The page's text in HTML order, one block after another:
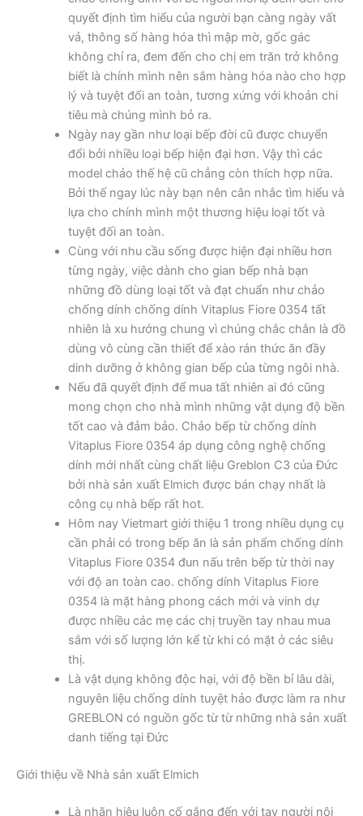
quyết định tìm hiểu của người bạn càng ngày vất
vả, thông số hàng hóa thì mập mờ, gốc gác
không chỉ ra, đem đến cho chị em trăn trở không
biết là chính mình nên sắm hàng hóa nào cho hợp
lý và tuyệt đối an toàn, tương xứng với khoản chi
tiêu mà chúng mình bỏ ra.
Ngày nay gần như loại bếp đời cũ được chuyển
đổi bởi nhiều loại bếp hiện đại hơn. Vậy thì các
model chảo thế hệ cũ chẳng còn thích hợp nữa.
Bởi thế ngay lúc này bạn nên cân nhắc tìm hiểu và
lựa cho chính mình một thương hiệu loại tốt và
tuyệt đối an toàn.
Cùng với nhu cầu sống được hiện đại nhiều hơn
từng ngày, việc dành cho gian bếp nhà bạn
những đồ dùng loại tốt và đạt chuẩn như chảo
chống dính chống dính Vitaplus Fiore 0354 tất
nhiên là xu hướng chung vì chúng chắc chắn là đồ
dùng vô cùng cần thiết để xào rán thức ăn đầy
dinh dưỡng ở không gian bếp của từng ngôi nhà.
Nếu đã quyết định để mua tất nhiên ai đó cũng
mong chọn cho nhà mình những vật dụng độ bền
tốt cao và đảm bảo. Chảo bếp từ chống dính
Vitaplus Fiore 0354 áp dụng công nghệ chống
dính mới nhất cùng chất liệu Greblon C3 của Đức
bởi nhà sản xuất Elmich được bán chạy nhất là
công cụ nhà bếp rất hot.
Hôm nay Vietmart giới thiệu 1 trong nhiều dụng cụ
cần phải có trong bếp ăn là sản phẩm chống dính
Vitaplus Fiore 0354 đun nấu trên bếp từ thời nay
với độ an toàn cao. chống dính Vitaplus Fiore
0354 là mặt hàng phong cách mới và vinh dự
được nhiều các mẹ các chị truyền tay nhau mua
sắm với số lượng lớn kể từ khi có mặt ở các siêu
thị.
Là vật dụng không độc hại, với độ bền bỉ lâu dài,
nguyên liệu chống dính tuyệt hảo được làm ra như
GREBLON có nguồn gốc từ từ những nhà sản xuất
danh tiếng tại Đức
Giới thiệu về Nhà sản xuất Elmich
Là nhãn hiệu luôn cố gắng đến với tay người nội